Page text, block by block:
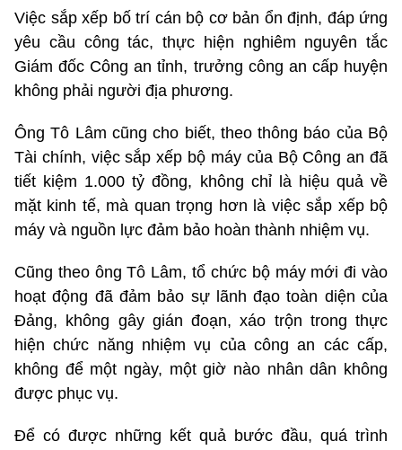
Việc sắp xếp bố trí cán bộ cơ bản ổn định, đáp ứng
yêu cầu công tác, thực hiện nghiêm nguyên tắc
Giám đốc Công an tỉnh, trưởng công an cấp huyện
không phải người địa phương.
Ông Tô Lâm cũng cho biết, theo thông báo của Bộ
Tài chính, việc sắp xếp bộ máy của Bộ Công an đã
tiết kiệm 1.000 tỷ đồng, không chỉ là hiệu quả về
mặt kinh tế, mà quan trọng hơn là việc sắp xếp bộ
máy và nguồn lực đảm bảo hoàn thành nhiệm vụ.
Cũng theo ông Tô Lâm, tổ chức bộ máy mới đi vào
hoạt động đã đảm bảo sự lãnh đạo toàn diện của
Đảng, không gây gián đoạn, xáo trộn trong thực
hiện chức năng nhiệm vụ của công an các cấp,
không để một ngày, một giờ nào nhân dân không
được phục vụ.
Để có được những kết quả bước đầu, quá trình